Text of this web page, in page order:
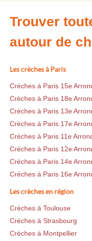
Trouver
autour de
Les crèches à Paris
Crèches à Paris 15e
Crèches à Paris 18e
Crèches à Paris 13e
Crèches à Paris 17e
Crèches à Paris 11e
Crèches à Paris 12e
Crèches à Paris 14e
Crèches à Paris 16e
Les crèches en région
Crèches à Toulouse
Crèches à Strasbourg
Crèches à Montpellier